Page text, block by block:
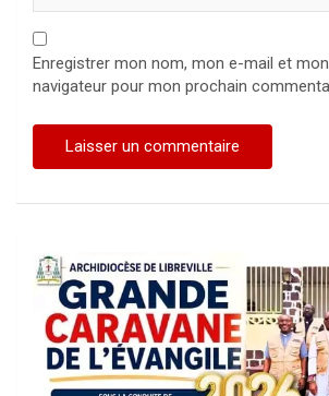
Enregistrer mon nom, mon e-mail et
navigateur pour mon prochain